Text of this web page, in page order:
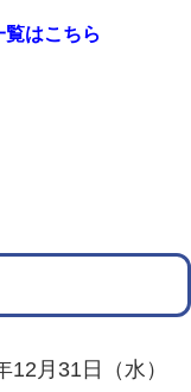
はこちら
月31日（水）